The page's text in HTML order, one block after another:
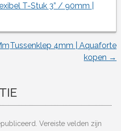
T-Stuk 3” / 90mm |
Tussenklep 4mm | Aquaforte
kopen →
Vereiste velden zijn